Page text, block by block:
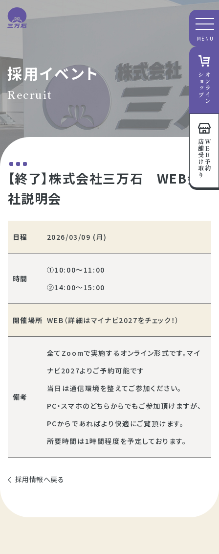
オンライン
ショップ
WEB予約
店舗受け取り
採用イベント
Recruit
【終了】株式会社三万石 WEB会
社説明会
日程 2026/03/09 (月)
時間
①10:00～11:00
②14:00～15:00
開催場所 WEB（詳細はマイナビ2027をチェック！）
備考
全てZoomで実施するオンライン形式です。マイ
ナビ2027よりご予約可能です
当日は通信環境を整えてご参加ください。
PC・スマホのどちらからでもご参加頂けますが、
PCからであればより快適にご覧頂けます。
所要時間は1時間程度を予定しております。
採用情報へ戻る